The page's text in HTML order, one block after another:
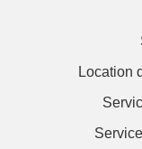
Location